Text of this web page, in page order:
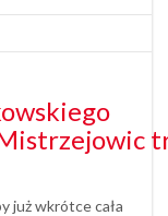
już wkrótce cała